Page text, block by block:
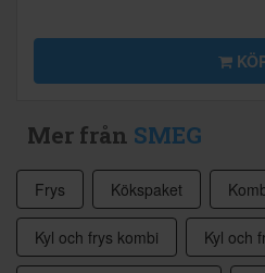
Mer från SMEG
Frys Kökspaket
Kyl och frys kombi Kyl och